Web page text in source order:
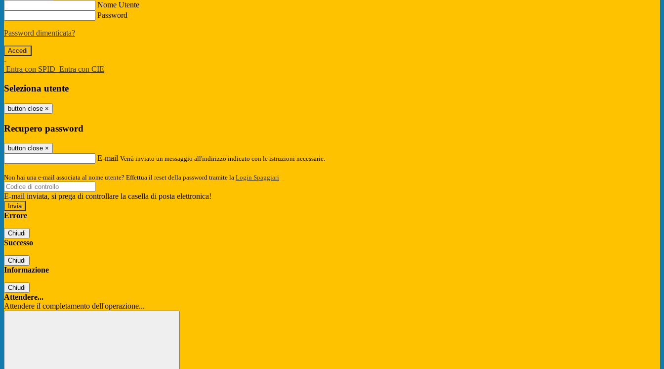
Nome Utente
Password
Password dimenticata?
-
Entra con SPID Entra con CIE
Seleziona utente
button close ×
Recupero password
button close ×
E-mail Verrà inviato un messaggio all'indirizzo indicato con le istruzioni necessarie.
Non hai una e-mail associata al nome utente? Effettua il reset della password tramite la Login Spaggiari
E-mail inviata, si prega di controllare la casella di posta elettronica!
Errore
Chiudi
Successo
Chiudi
Informazione
Chiudi
Attendere...
Attendere il completamento dell'operazione...